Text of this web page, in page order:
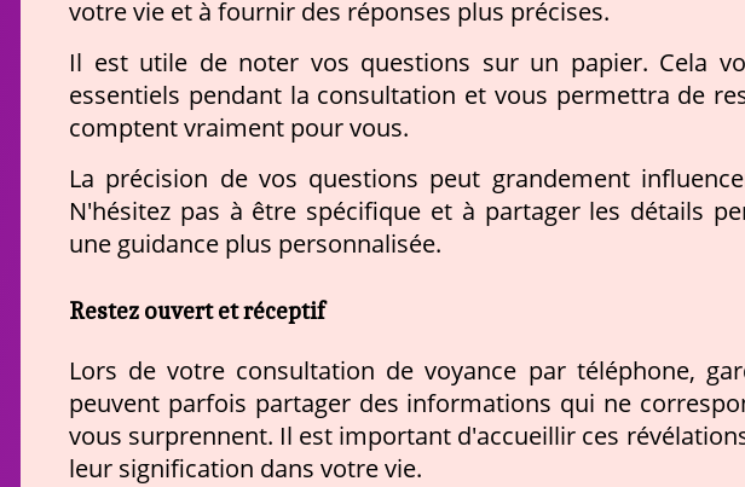
votre vie et à fournir des réponses plus précises.
Il est utile de noter vos questions sur un papier. Cela
essentiels pendant la consultation et vous permettra de
comptent vraiment pour vous.
La précision de vos questions peut grandement
N'hésitez pas à être spécifique et à partager les détails
une guidance plus personnalisée.
Restez ouvert et réceptif
Lors de votre consultation de voyance par téléphone,
peuvent parfois partager des informations qui ne
vous surprennent. Il est important d'accueillir ces
leur signification dans votre vie.